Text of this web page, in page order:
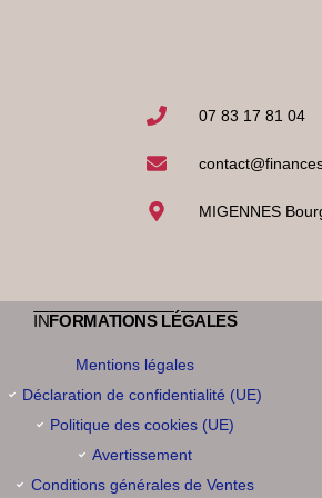
07 83 17 81 04
MIGENNES
IN FORMATIONS LÉGALES
Mentions légales
Déclaration de confidentialité (UE)
Politique des cookies (UE)
Avertissement
Conditions générales de Ventes